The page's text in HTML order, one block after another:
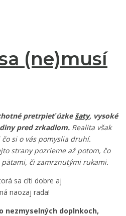
(ne)musí
pretrpieť úzkešaty, vysoké
pred zrkadlom. Realita však
si o vás pomyslia druhí.
strany pozrieme až potom, čo
či zamrznutými rukami.
sa cíti dobre aj
naozaj rada!
nezmyselných doplnkoch,